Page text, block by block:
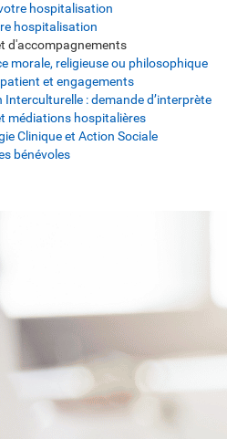
hospitalisation
hospitalisation
d'accompagnements
morale, religieuse ou philosophique
et engagements
Interculturelle : demande d’interprète
médiations hospitalières
Clinique et Action Sociale
bénévoles